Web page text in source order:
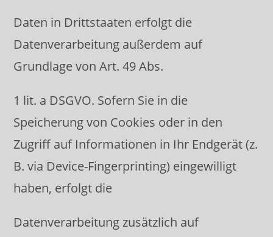
Daten in Drittstaaten erfolgt die
Datenverarbeitung außerdem auf
Grundlage von Art. 49 Abs.
1 lit. a DSGVO. Sofern Sie in die
Speicherung von Cookies oder in den
Zugriff auf Informationen in Ihr Endgerät (z.
B. via Device-Fingerprinting) eingewilligt
haben, erfolgt die
Datenverarbeitung zusätzlich auf